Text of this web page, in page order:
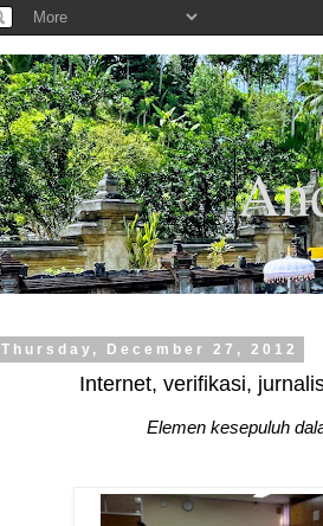
Thursday, December 27, 2012
Internet, verifikasi,
Elemen kesepuluh